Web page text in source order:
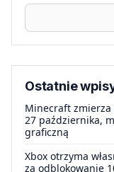
Ostatnie
Minecraft
27 października,
graficzną
Xbox otrzyma
za odblokowanie